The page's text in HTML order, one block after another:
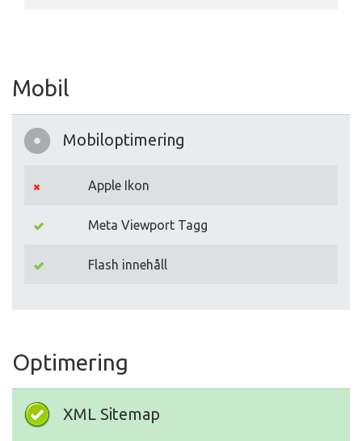
Mobil
Mobiloptimering
Apple Ikon
Meta Viewport Tagg
Flash innehåll
Optimering
XML Sitemap